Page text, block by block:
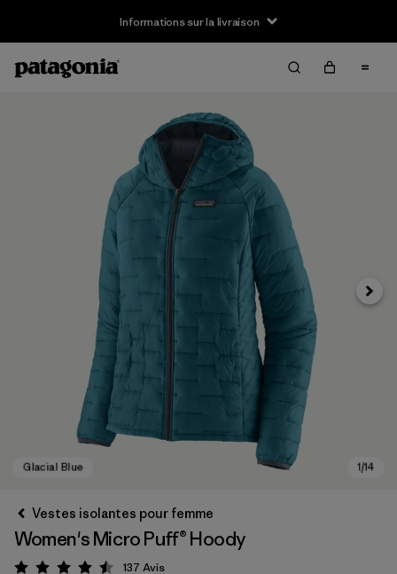
Informations sur la livraison
Vestes isolantes pour femme
Women's Micro Puff® Hoody
Évaluation: 4.5 / 5
137 Avis